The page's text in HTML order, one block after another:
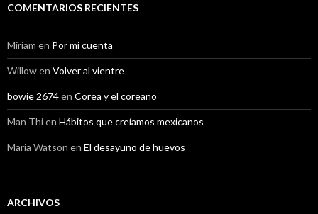
COMENTARIOS RECIENTES
Miriam en Por mi cuenta
Willowen Volver al vientre
bowie 2674en Corea y el coreano
Man Thien Hábitos que creíamos mexicanos
Maria Watson en El desayuno de huevos
ARCHIVOS